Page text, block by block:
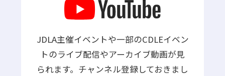
JDLA主催イベントや一部のCDLEイベン
トのライブ配信やアーカイブ動画が見
られます。チャンネル登録しておきまし